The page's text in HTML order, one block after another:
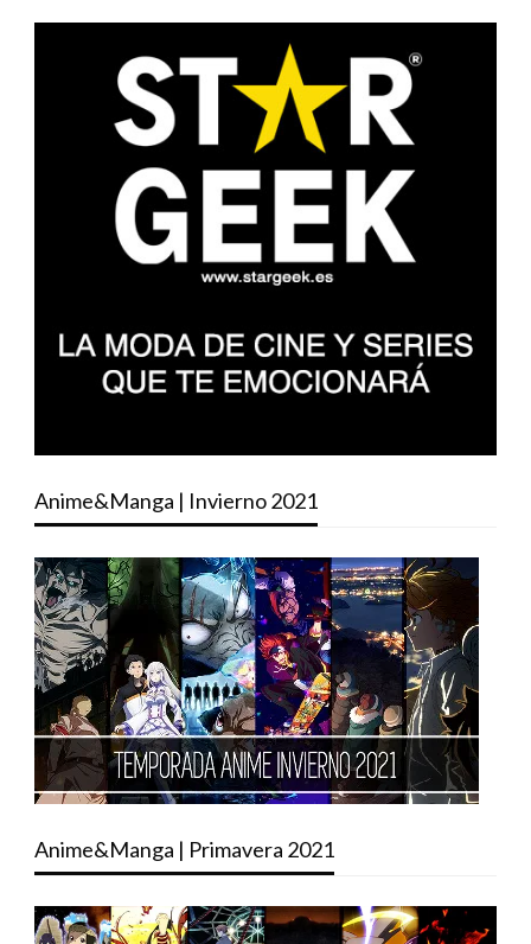
Anime&Manga | Invierno 2021
Anime&Manga | Primavera 2021